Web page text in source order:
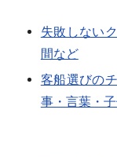
失敗しない
間など
客船選びの
事・言葉・